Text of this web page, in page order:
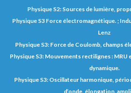
Physique S2: Sources de lumière,
Physique S3 Force électromagnétique. ;
Lenz
Physique S3: Force de Coulomb, champs
Physique S3: Mouvements rectilignes : MRU
dynamique.
Physique S3: Oscillateur harmonique,
d’onde, élongation,